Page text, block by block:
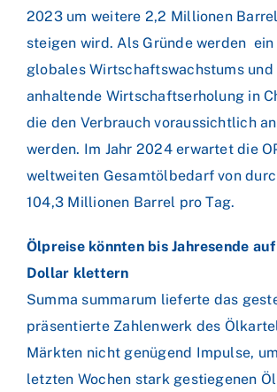
2023 um weitere 2,2 Millionen
steigen wird. Als Gründe werden
globales Wirtschaftswachstums und
anhaltende Wirtschaftserholung in
die den Verbrauch voraussichtlich
werden. Im Jahr 2024 erwartet die
weltweiten Gesamtölbedarf von
104,3 Millionen Barrel pro Tag.
Ölpreise könnten bis Jahresende
Dollar klettern
Summa summarum lieferte das
präsentierte Zahlenwerk des
Märkten nicht genügend Impulse,
letzten Wochen stark gestiegenen